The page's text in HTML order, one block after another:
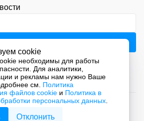
вы соглашаетесь с
персональных данных
cookie
необходимы для работы
Для аналитики,
и рекламы нам нужно Ваше
см. Политика
файлов cookie и Политика в
персональных данных
Отклонить